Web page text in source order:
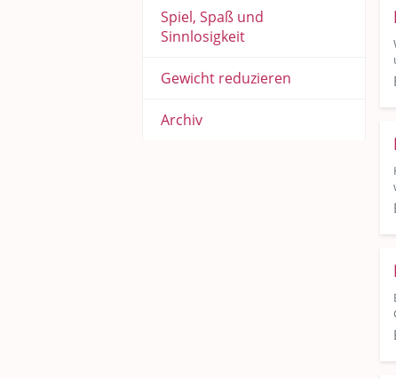
Spiel, Spaß und
Sinnlosigkeit
Gewicht reduzieren
Archiv